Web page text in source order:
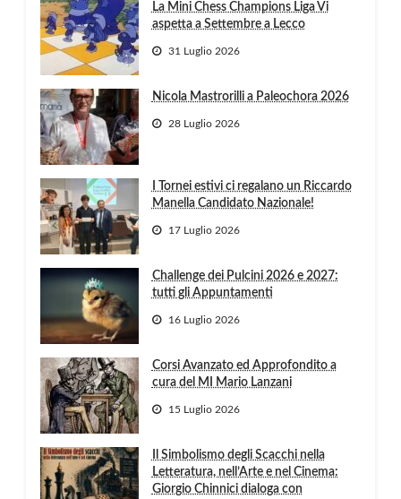
La Mini Chess Champions Liga Vi
aspetta a Settembre a Lecco
31 Luglio 2026
Nicola Mastrorilli a Paleochora 2026
28 Luglio 2026
I Tornei estivi ci regalano un Riccardo
Manella Candidato Nazionale!
17 Luglio 2026
Challenge dei Pulcini 2026 e 2027:
tutti gli Appuntamenti
16 Luglio 2026
Corsi Avanzato ed Approfondito a
cura del MI Mario Lanzani
15 Luglio 2026
Il Simbolismo degli Scacchi nella
Letteratura, nell’Arte e nel Cinema:
Giorgio Chinnici dialoga con